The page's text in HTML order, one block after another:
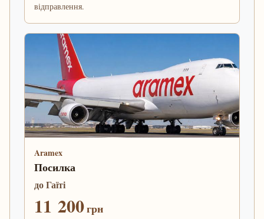
відправлення.
Aramex
Посилка
до Гаїті
11 200грн